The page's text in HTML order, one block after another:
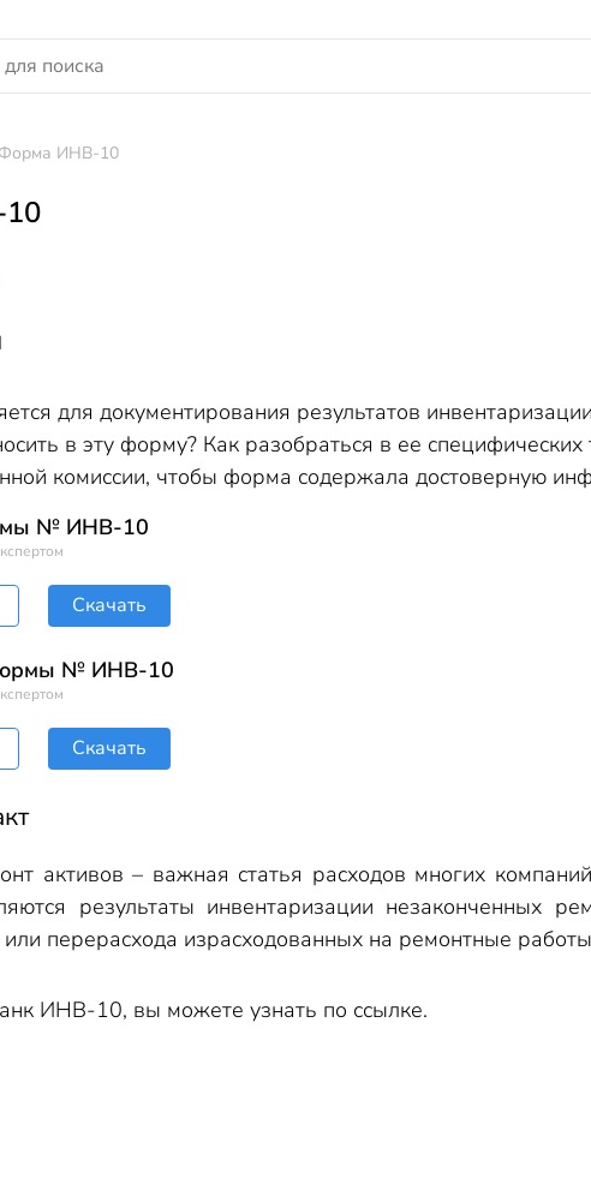
Форма ИНВ-10
для документирования результатов
в эту форму? Как разобраться в ее
комиссии, чтобы форма содержала достоверную
№ ИНВ-10
Скачать
№ ИНВ-10
Скачать
активов – важная статья расходов многих
результаты инвентаризации незаконченных
перерасхода израсходованных на ремонтные
ИНВ-10, вы можете узнать по ссылке.